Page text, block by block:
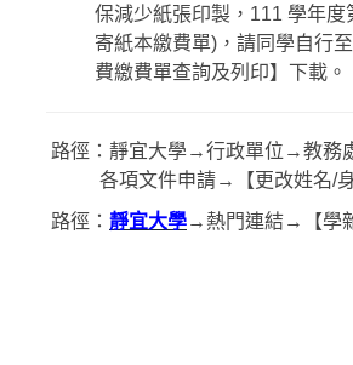
保減少紙張印製，111 學年度
寄紙本繳費單)，請同學自行
費繳費單查詢及列印】下載。
路徑：靜宜大學→行政單位→教務
各項文件申請→【更改姓名/
路徑： 靜宜大學→熱門連結→【學